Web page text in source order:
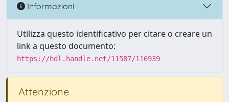
Informazioni
Utilizza questo identificativo per citare o creare un
link a questo documento:
https://hdl.handle.net/11587/116939
Attenzione